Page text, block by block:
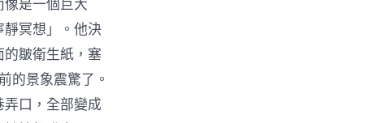
是一個巨大
冥想」。他決
皺衛生紙，塞
的景象震驚了。
口，全部變成